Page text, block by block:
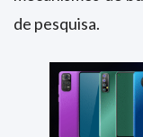
de pesquisa.